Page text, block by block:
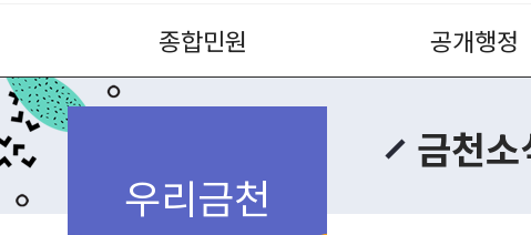
종합민원 공개행정
우리금천
금천소